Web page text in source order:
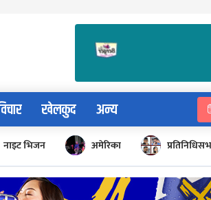
खेलकुद अन्य
नाइट भिजन अमेरिका